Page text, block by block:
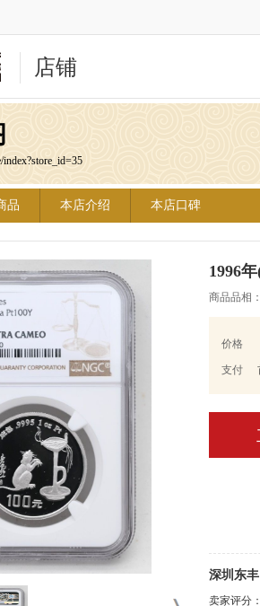
店铺
index?store_id=35
品 本店介绍 本店口碑
1996
商品品相
价格
支付
深圳东
卖家评分